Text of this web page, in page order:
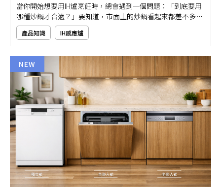
當你開始想要用IH爐烹飪時，總會遇到一個問題：「到底要用
哪種炒鍋才合適？」要知道，市面上的炒鍋看起來都差不多，
但其實不是每一種都適合IH爐，選錯炒鍋可能會煮不熱、還容
易糊鍋，真的很困擾！如果你也想要讓炒菜更順手、不出錯？
那就千萬不要錯過本文的IH爐炒鍋推薦，讓你也能在家輕鬆料
理不怕出問題！
產品知識 IH感應爐
NEW